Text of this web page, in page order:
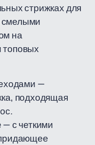
стрижках для
смелыми
на
топовых
—
подходящая
с четкими